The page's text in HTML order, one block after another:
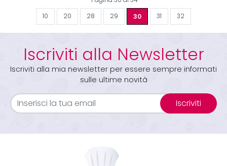
10 20 28 29 30 31 32
Iscriviti alla Newsletter
Iscriviti alla mia newsletter per essere sempre informati
sulle ultime novità
Iscriviti